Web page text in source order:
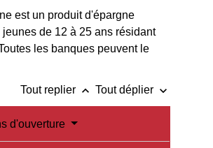
est un produit d'épargne
jeunes de 12 à 25 ans résidant
les banques peuvent le
Tout replier keyboard_arrow_up Tout déplier keyboard_arrow_down
d'ouverture